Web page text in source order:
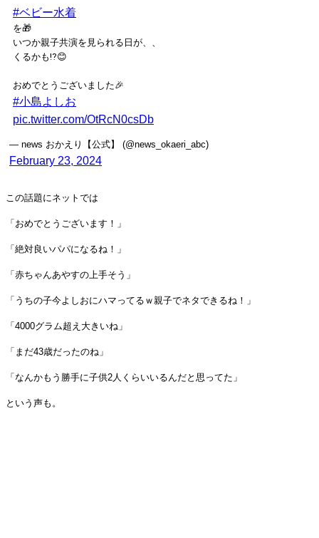
#ベビー水着
を🎁
いつか親子共演を見られる日が、、
くるかも⁉️😊
おめでとうございました🎉
#小島よしお
pic.twitter.com/OtRcN0csDb
— news おかえり【公式】 (@news_okaeri_abc)
February 23, 2024
この話題にネットでは
「おめでとうございます！」
「絶対良いパパになるね！」
「赤ちゃんあやすの上手そう」
「うちの子今よしおにハマってるｗ親子でネタできるね！」
「4000グラム超え大きいね」
「まだ43歳だったのね」
「なんかもう勝手に子供2人くらいいるんだと思ってた」
という声も。